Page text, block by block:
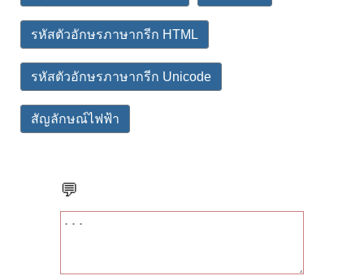
รหัสตัวอักษรภาษากรีก HTML
รหัสตัวอักษรภาษากรีก Unicode
สัญลักษณ์ไฟฟ้า
💬